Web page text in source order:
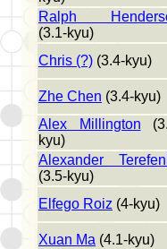
Ralph
(3.1-kyu)
Chris (?) (3.4-kyu)
Zhe Chen (3.4-kyu)
Alex Millington
kyu)
Alexander
(3.5-kyu)
Elfego Roiz (4-kyu)
Xuan Ma (4.1-kyu)